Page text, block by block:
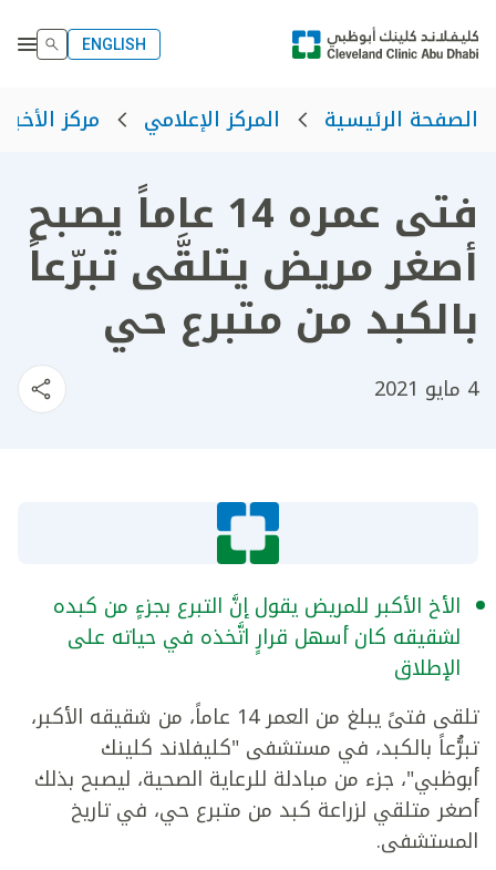
ENGLISH
الصفحة الرئيسية المركز الإعلامي مركز الأخبار
فتى عمره 14 عاماً يصبح
أصغر مريض يتلقَّى تبرّعاً
بالكبد من متبرع حي
4 مايو 2021
الأخ الأكبر للمريض يقول إنَّ التبرع بجزءٍ من كبده
لشقيقه كان أسهل قرارٍ اتَّخذه في حياته على
الإطلاق
تلقى فتىً يبلغ من العمر 14 عاماً، من شقيقه الأكبر،
تبرُّعاً بالكبد، في مستشفى "كليفلاند كلينك
أبوظبي"، جزء من مبادلة للرعاية الصحية، ليصبح بذلك
أصغر متلقي لزراعة كبد من متبرع حي، في تاريخ
المستشفى.